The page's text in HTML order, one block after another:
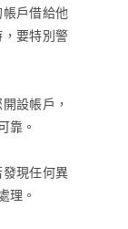
戶借給他
要特別警
設帳戶，
靠。
現任何異
理。